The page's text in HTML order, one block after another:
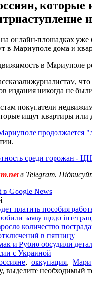
которые
онлайн-площадках
в Мариуполе дома и
в Мариуполе
издания никогда не
покупатели
ищут квартиры или
продолжается
среди горожан -
в Telegram.
в Google News
платить пособия
заяву щодо
количество
в пятницу
и Рубио обсудили
с Украиной
, оккупация,
выделите необходимый